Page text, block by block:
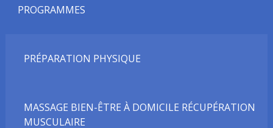
PROGRAMMES
PRÉPARATION PHYSIQUE
MASSAGE BIEN-ÊTRE À DOMICILE RÉCUPÉRATION
MUSCULAIRE